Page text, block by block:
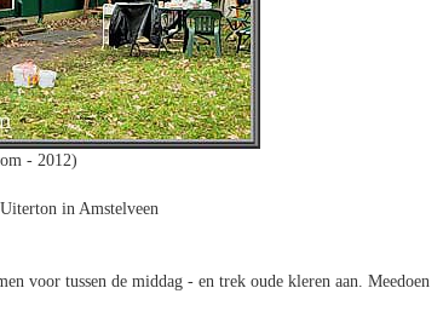
- 2012)
in Amstelveen
voor tussen de middag - en trek oude kleren aan. Meedoen